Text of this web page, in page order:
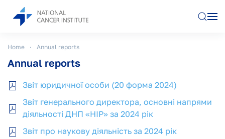
Home Annual reports
Annual reports
Звіт юридичної особи (20 форма 2024)
Звіт генерального директора, основні напрями
діяльності ДНП «НІР» за 2024 рік
Звіт про наукову діяльність за 2024 рік